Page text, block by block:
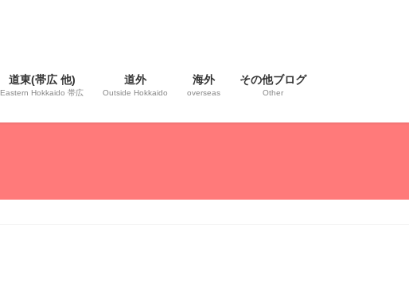
道東(帯広 他)
Eastern Hokkaido 帯広
道外
Outside Hokkaido
海外
overseas
その他ブログ
Other